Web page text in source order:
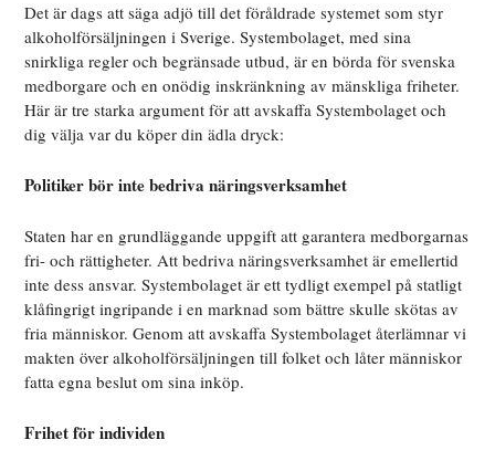
Det är dags att säga adjö till det föråldrade systemet som styr
alkoholförsäljningen i Sverige. Systembolaget, med sina
snirkliga regler och begränsade utbud, är en börda för svenska
medborgare och en onödig inskränkning av mänskliga friheter.
Här är tre starka argument för att avskaffa Systembolaget och
dig välja var du köper din ädla dryck:
Politiker bör inte bedriva näringsverksamhet
Staten har en grundläggande uppgift att garantera medborgarnas
fri- och rättigheter. Att bedriva näringsverksamhet är emellertid
inte dess ansvar. Systembolaget är ett tydligt exempel på statligt
klåfingrigt ingripande i en marknad som bättre skulle skötas av
fria människor. Genom att avskaffa Systembolaget återlämnar vi
makten över alkoholförsäljningen till folket och låter människor
fatta egna beslut om sina inköp.
Frihet för individen